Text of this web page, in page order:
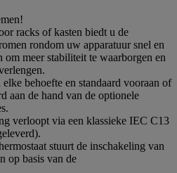
racks of kasten biedt u de
rondom uw apparatuur snel en
om meer stabiliteit te waarborgen en
behoefte en standaard vooraan of
aan de hand van de optionele
verloopt via een klassieke IEC C13
stuurt de inschakeling van
op basis van de